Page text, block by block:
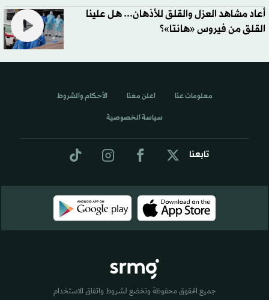
أعاد مشاهد العزل والقلق للأذهان... هل علينا
القلق من فيروس «هانتا»؟
تابعنا
معلومات عنا اعلن معنا الأحكام والشروط
سياسة الخصوصية
جميع الحقوق محفوظة وتخضع لشروط واتفاق الاستخدام